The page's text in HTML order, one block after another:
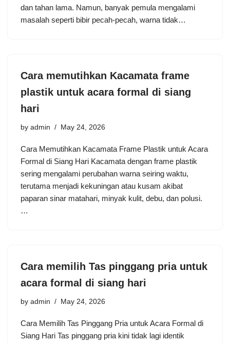
dan tahan lama. Namun, banyak pemula mengalami
masalah seperti bibir pecah-pecah, warna tidak…
Cara memutihkan Kacamata frame
plastik untuk acara formal di siang
hari
by admin May 24, 2026
Cara Memutihkan Kacamata Frame Plastik untuk Acara
Formal di Siang Hari Kacamata dengan frame plastik
sering mengalami perubahan warna seiring waktu,
terutama menjadi kekuningan atau kusam akibat
paparan sinar matahari, minyak kulit, debu, dan polusi.
…
Cara memilih Tas pinggang pria untuk
acara formal di siang hari
by admin May 24, 2026
Cara Memilih Tas Pinggang Pria untuk Acara Formal di
Siang Hari Tas pinggang pria kini tidak lagi identik